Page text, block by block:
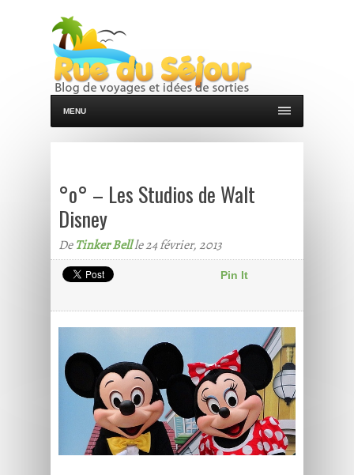
MENU
°o° – Les Studios de Walt
Disney
DeTinker Bellle 24 février, 2013
Pin It